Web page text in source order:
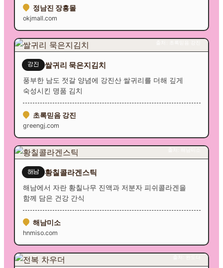
정남진 장흥몰
okjmall.com
강진 쌀귀리 묵은지김치
풍부한 남도 젓갈 양념에 강진산 쌀귀리를 더해 깊게
숙성시킨 명품 김치
초록믿음 강진
greengj.com
해남 황칠콜라겐스틱
해남에서 자란 황칠나무 진액과 저분자 피쉬콜라겐을
함께 담은 건강 간식
해남미소
hnmiso.com